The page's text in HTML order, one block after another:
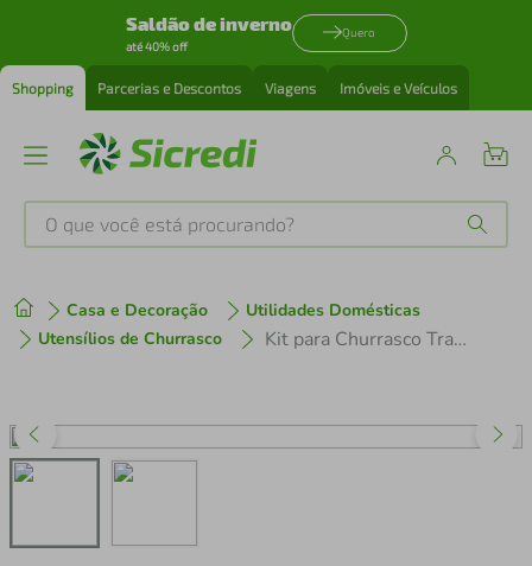
Saldão de inverno
até 40% off
Quero
Shopping Parcerias e Descontos Viagens Imóveis e Veículos
O que você está procurando?
Casa e Decoração
Utilidades Domésticas
Utensílios de Churrasco
Kit para Churrasco Tramontina Cabos Madeira Polywood Vermelho com Caixa 15 Peças
1º tenis
3º perfume